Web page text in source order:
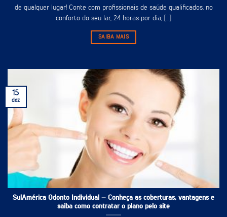
de qualquer lugar! Conte com profissionais de saúde qualificados, no
conforto do seu lar, 24 horas por dia, [...]
SAIBA MAIS
SulAmérica Odonto Individual – Conheça as coberturas, vantagens e
saiba como contratar o plano pelo site
15
dez